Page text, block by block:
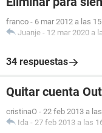
franco - 6 mar 2012 a las
Juanje - 12 mar 2020 a
34 respuestas
Quitar cuenta
cristinaO - 22 feb 2013 a
Ida - 27 feb 2013 a las